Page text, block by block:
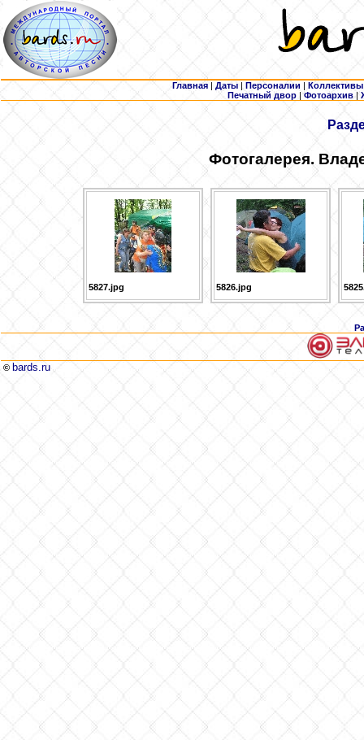
Главная | Даты | Персоналии | Коллективы
Печатный двор |Фотоархив |
Фотогалерея.
5827.jpg 5826.jpg
© bards.ru